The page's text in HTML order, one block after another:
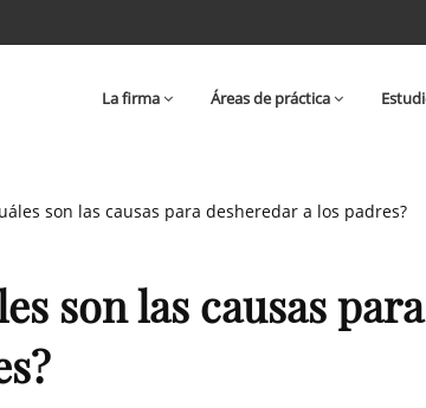
La firma Áreas de práctica
son las causas para desheredar a los padres?
son las causas